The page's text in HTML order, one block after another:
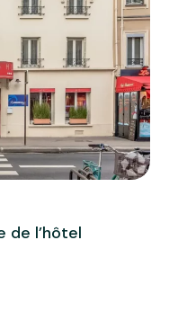
de l’hôtel